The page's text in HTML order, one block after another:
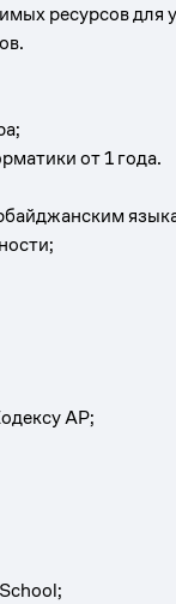
ресурсов для
от 1 года.
АР;